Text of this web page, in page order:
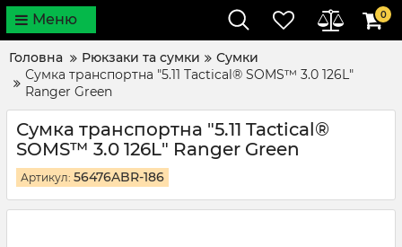
Меню 0
Головна Рюкзаки та сумки
Сумки
Сумка транспортна "5.11 Tactical® SOMS™ 3.0 126L"
Ranger Green
Сумка транспортна "5.11 Tactical®
SOMS™ 3.0 126L" Ranger Green
Артикул: 56476ABR-186